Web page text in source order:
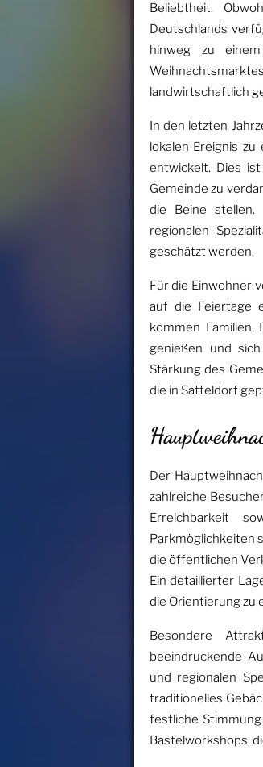
Beliebtheit.
Deutschlands
hinweg zu
landwirtschaftlich
In den letzten
lokalen Ereignis
entwickelt. Dies
Gemeinde zu
die Beine stellen.
regionalen
geschätzt werden.
Für die Einwohner
auf die Feiertage
kommen
genießen und
Stärkung des
die in Satteldorf
Der
zahlreiche
Erreichbarkeit
Parkmöglichkeiten
die öffentlichen
Ein detaillierter
die Orientierung zu
Besondere
beeindruckende
und regionalen
traditionelles
festliche
Bastelworkshops,